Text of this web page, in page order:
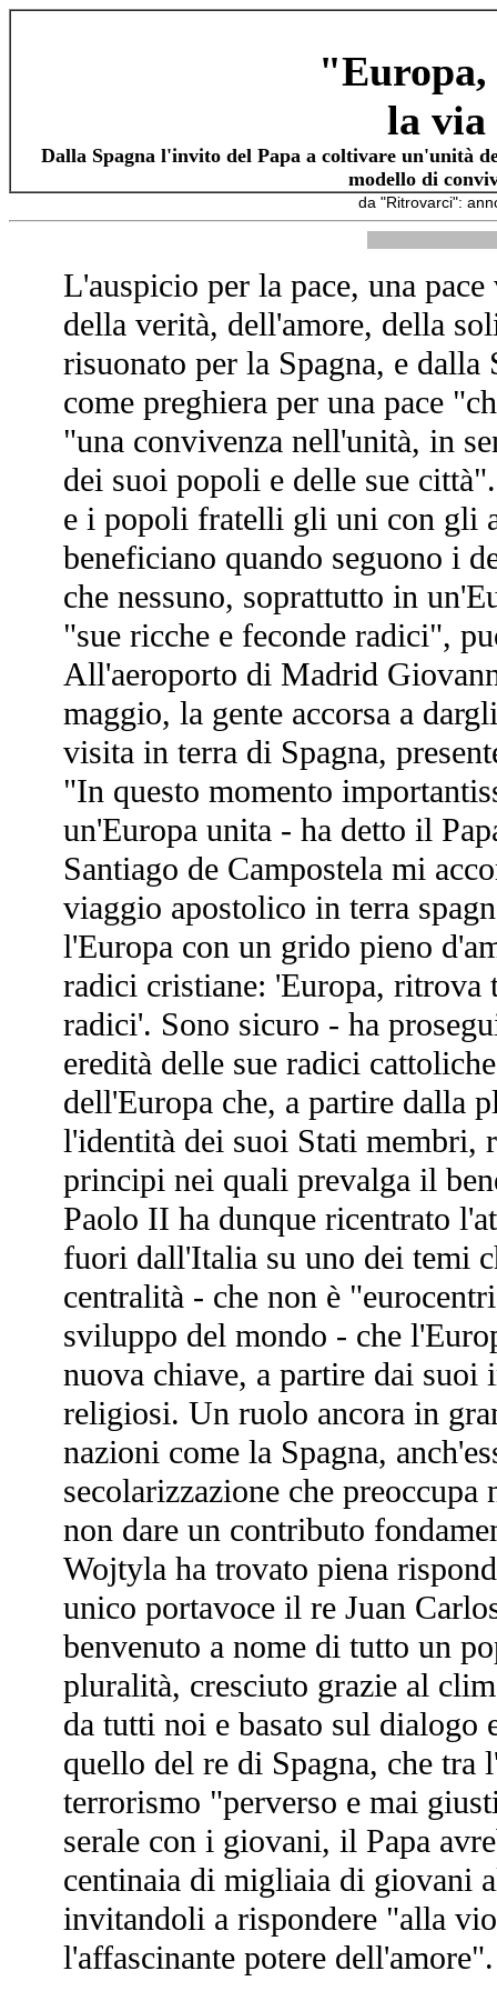
la via
Dalla Spagna l'invito del Papa a coltivare un'unità
modello di
da "Ritrovarci":
L'auspicio per la pace, una
della verità, dell'amore, della
risuonato per la Spagna, e dalla
come preghiera per una pace
"una convivenza nell'unità, in
dei suoi popoli e delle sue
e i popoli fratelli gli uni con gli
beneficiano quando seguono i
che nessuno, soprattutto in
"sue ricche e feconde radici",
All'aeroporto di Madrid
maggio, la gente accorsa a
visita in terra di Spagna,
"In questo momento
un'Europa unita - ha detto il
Santiago de Campostela mi
viaggio apostolico in terra
l'Europa con un grido pieno
radici cristiane: 'Europa, ritrova
radici'. Sono sicuro - ha
eredità delle sue radici
dell'Europa che, a partire dalla
l'identità dei suoi Stati membri,
principi nei quali prevalga il
Paolo II ha dunque ricentrato
fuori dall'Italia su uno dei temi
centralità - che non è
sviluppo del mondo - che
nuova chiave, a partire dai
religiosi. Un ruolo ancora in
nazioni come la Spagna,
secolarizzazione che
non dare un contributo
Wojtyla ha trovato piena
unico portavoce il re Juan
benvenuto a nome di tutto un
pluralità, cresciuto grazie al
da tutti noi e basato sul
quello del re di Spagna, che
terrorismo "perverso e mai
serale con i giovani, il Papa
centinaia di migliaia di giovani
invitandoli a rispondere "alla
l'affascinante potere dell'amore".